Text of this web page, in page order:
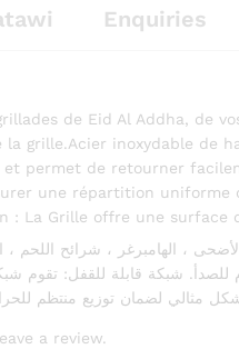
Enquiries
de Eid Al Addha, de
grille.Acier inoxydable de
permet de retourner
une répartition
La Grille offre une surface
للصدأ. شبكة قابلة للقفل: تقوم
a review.